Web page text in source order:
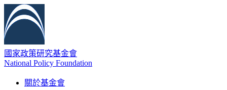
國家政策研究基金會
National Policy Foundation
關於基金會